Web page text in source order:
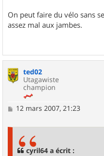
On peut faire du vélo sans
assez mal aux jambes.
ted02
Utagawiste
champion
M12 mars 2007, 21:23
cyril64 a écrit :